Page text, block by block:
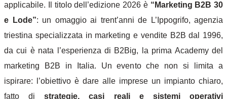
applicabile.
Il titolo dell’edizione 2026 è “Marketing B2B 30
e Lode”: un omaggio ai trent’anni de L’Ippogrifo, agenzia
triestina specializzata in marketing e vendite B2B dal 1996,
da cui è nata l’esperienza di B2Big, la prima Academy del
marketing B2B in Italia. Un evento che non si limita a
ispirare: l’obiettivo è dare alle imprese un impianto chiaro,
fatto distrategie, casi reali e sistemi operativi